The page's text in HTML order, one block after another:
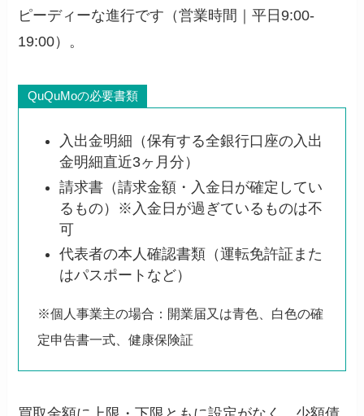
ピーディーな進行です（営業時間｜平日9:00-
19:00）。
QuQuMoの必要書類
入出金明細（保有する全銀行口座の入出
金明細直近3ヶ月分）
請求書（請求金額・入金日が確定してい
るもの）※入金日が過ぎているものは不
可
代表者の本人確認書類（運転免許証また
はパスポートなど）
※個人事業主の場合：開業届又は青色、白色の確
定申告書一式、健康保険証